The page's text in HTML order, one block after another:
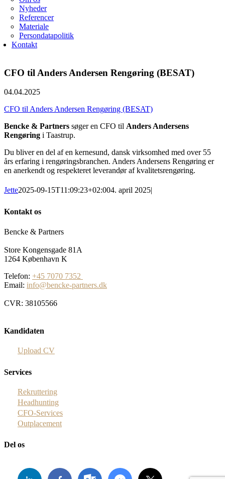
Nyheder
Referencer
Materiale
Persondatapolitik
Kontakt
CFO til Anders Andersen Rengøring (BESAT)
04.04.2025
CFO til Anders Andersen Rengøring (BESAT)
Bencke & Partners søger en CFO til Anders Andersens
Rengøring i Taastrup.
Du bliver en del af en kernesund, dansk virksomhed med over 55
års erfaring i rengøringsbranchen. Anders Andersens Rengøring er
en anerkendt og respekteret leverandør af kvalitetsrengøring.
Jette2025-09-15T11:09:23+02:004. april 2025|
Kontakt os
Bencke & Partners
Store Kongensgade 81A
1264 København K
Telefon: +45 7070 7352
Email: info@bencke-partners.dk
CVR: 38105566
Kandidaten
Upload CV
Services
Rekruttering
Headhunting
CFO-Services
Outplacement
Del os